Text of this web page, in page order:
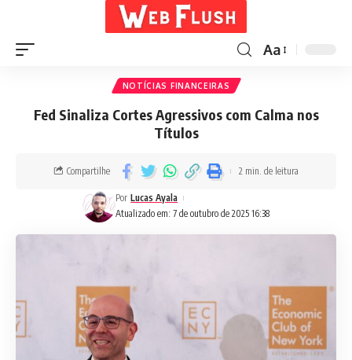
Aa
NOTÍCIAS FINANCEIRAS
Fed Sinaliza Cortes Agressivos com Calma nos
Títulos
Atualizado em: 7 de outubro de 2025 16:38
Por Lucas Ayala
Compartilhe 2 min. de leitura